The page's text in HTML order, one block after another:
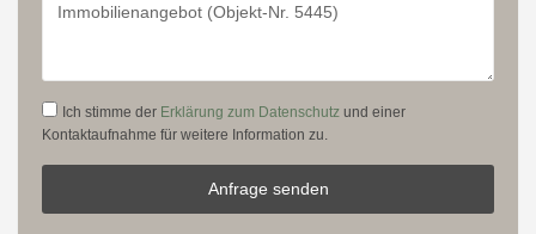
Ich stimme der Erklärung zum Datenschutz und einer
Kontaktaufnahme für weitere Information zu.
Anfrage senden